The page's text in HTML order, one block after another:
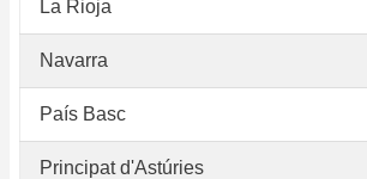
La Rioja
Navarra
País Basc
Principat d'Astúries